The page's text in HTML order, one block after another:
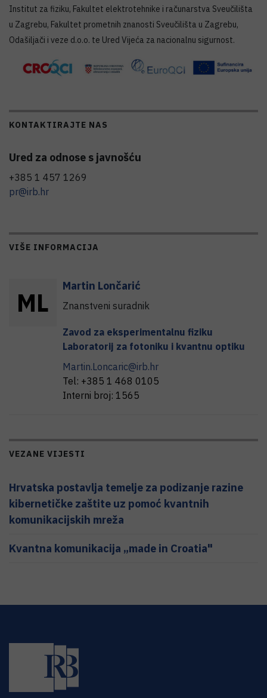
Institut za fiziku, Fakultet elektrotehnike i računarstva Sveučilišta
u Zagrebu, Fakultet prometnih znanosti Sveučilišta u Zagrebu,
Odašiljači i veze d.o.o. te Ured Vijeća za nacionalnu sigurnost.
KONTAKTIRAJTE NAS
Ured za odnose s javnošću
+385 1 457 1269
pr@irb.hr
VIŠE INFORMACIJA
ML
Martin Lončarić
Znanstveni suradnik
Zavod za eksperimentalnu fiziku
Laboratorij za fotoniku i kvantnu optiku
Martin.Loncaric@irb.hr
Tel: +385 1 468 0105
Interni broj: 1565
VEZANE VIJESTI
Hrvatska postavlja temelje za podizanje razine
kibernetičke zaštite uz pomoć kvantnih
komunikacijskih mreža
Kvantna komunikacija „made in Croatia"